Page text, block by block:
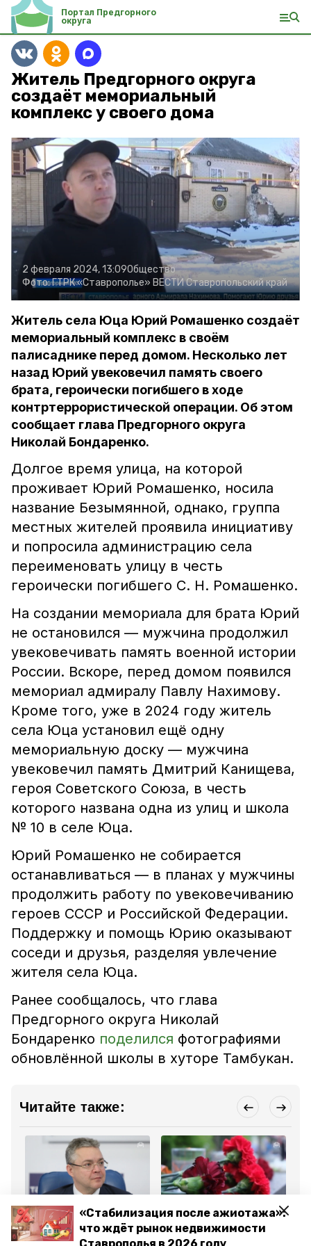
«Стабилизация после ажиотажа»:
что ждёт рынок недвижимости
Портал Предгорного
округа
Житель Предгорного округа
создаёт мемориальный
комплекс у своего дома
2 февраля 2024, 13:09Общество
Фото:ГТРК «Ставрополье» ВЕСТИ Ставропольский край
Житель села Юца Юрий Ромашенко создаёт
мемориальный комплекс в своём
палисаднике перед домом. Несколько лет
назад Юрий увековечил память своего
брата, героически погибшего в ходе
контртеррористической операции. Об этом
сообщает глава Предгорного округа
Николай Бондаренко.
Долгое время улица, на которой
проживает Юрий Ромашенко, носила
название Безымянной, однако, группа
местных жителей проявила инициативу
и попросила администрацию села
переименовать улицу в честь
героически погибшего С. Н. Ромашенко.
На создании мемориала для брата Юрий
не остановился — мужчина продолжил
увековечивать память военной истории
России. Вскоре, перед домом появился
мемориал адмиралу Павлу Нахимову.
Кроме того, уже в 2024 году житель
села Юца установил ещё одну
мемориальную доску — мужчина
увековечил память Дмитрий Канищева,
героя Советского Союза, в честь
которого названа одна из улиц и школа
№ 10 в селе Юца.
Юрий Ромашенко не собирается
останавливаться — в планах у мужчины
продолжить работу по увековечиванию
героев СССР и Российской Федерации.
Поддержку и помощь Юрию оказывают
соседи и друзья, разделяя увлечение
жителя села Юца.
Ранее сообщалось, что глава
Предгорного округа Николай
Бондаренко поделился фотографиями
обновлённой школы в хуторе Тамбукан.
Читайте также:
Общество
14 декабря 2023, 17:47
Курорты юга страны
Общество
26 января 2024, 11:01
Два мемориальных